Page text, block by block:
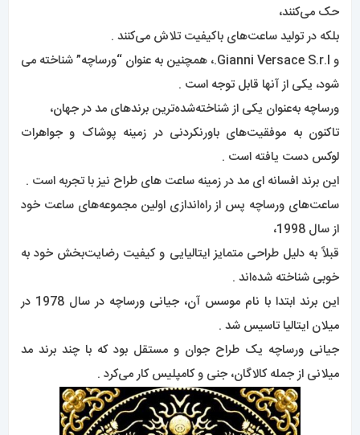
حک می‌کنند،
بلکه در تولید ساعت‌های باکیفیت تلاش می‌کنند .
و Gianni Versace S.r.l.، همچنین به عنوان “ورساچه” شناخته می
شود، یکی از آنها قابل توجه است .
ورساچه به‌عنوان یکی از شناخته‌شده‌ترین برندهای مد در جهان،
تاکنون به موفقیت‌های باورنکردنی در زمینه پوشاک و جواهرات
لوکس دست یافته است .
این برند افسانه ای مد در زمینه ساعت های طراح نیز با تجربه است .
ساعت‌های ورساچه پس از راه‌اندازی اولین مجموعه‌های ساعت خود
از سال 1998،
قبلاً به دلیل طراحی متمایز ایتالیایی و کیفیت رضایت‌بخش خود به
خوبی شناخته شده‌اند .
این برند ابتدا با نام موسس آن، جیانی ورساچه در سال 1978 در
میلان ایتالیا تاسیس شد .
جیانی ورساچه یک طراح جوان و مستقل بود که با چند برند مد
میلانی از جمله کالاگان، جنی و کامپلیس کار می‌کرد .